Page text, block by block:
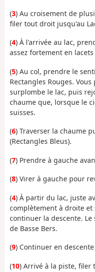
(3) Au croisement de
filer tout droit jusqu'au
(4) À l'arrivée au lac,
assez fortement en
(5) Au col, prendre le
Rectangles Rouges.
surplombe le lac, puis
chaume que, lorsque le
suisses.
(6) Traverser la chaume
(Rectangles Bleus).
(7) Prendre à gauche
(8) Virer à gauche pour
(4) À partir du lac, juste
complètement à droite et
continuer la descente.
de Basse Bers.
(9) Continuer en
(10) Arrivé à la piste, filer